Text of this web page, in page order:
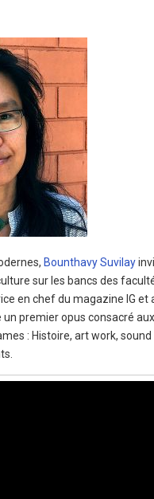
Bounthavy Suvilay
sur les bancs des
en chef du magazine IG et
premier opus consacré
: Histoire, art work,